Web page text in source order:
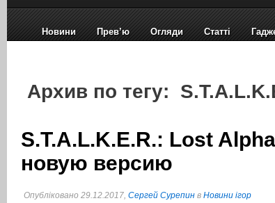
Новини Прев’ю Огляди Статті
Архив по тегу:
S.T.A.L.K.E.R.: Lost
новую версию
Опубліковано 29.12.2017, Сергей Сурепин в Новини ігор